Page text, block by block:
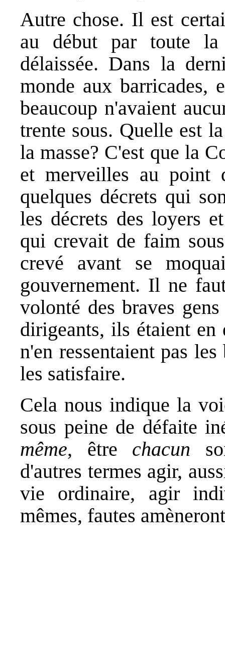
Autre chose. Il est
au début par toute
délaissée. Dans la
monde aux barricades,
beaucoup n'avaient
trente sous. Quelle est
la masse? C'est que la
et merveilles au point
quelques décrets qui
les décrets des loyers
qui crevait de faim
crevé avant se
gouvernement. Il ne
volonté des braves
dirigeants, ils étaient en
n'en ressentaient pas
les satisfaire.
Cela nous indique la
sous peine de défaite
même, être chacun
d'autres termes agir,
vie ordinaire, agir
mêmes, fautes